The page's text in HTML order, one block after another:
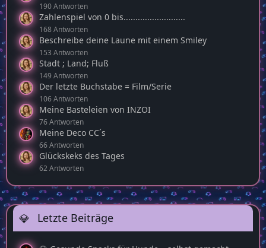
190 Antworten
Zahlenspiel von 0 bis..........................
168 Antworten
Beschreibe deine Laune mit einem Smiley
153 Antworten
Stadt ; Land; Fluß
149 Antworten
Der letzte Buchstabe = Film/Serie
106 Antworten
Meine Basteleien von INZOI
76 Antworten
Meine Deco CC´s
66 Antworten
Glückskeks des Tages
62 Antworten
Letzte Beiträge